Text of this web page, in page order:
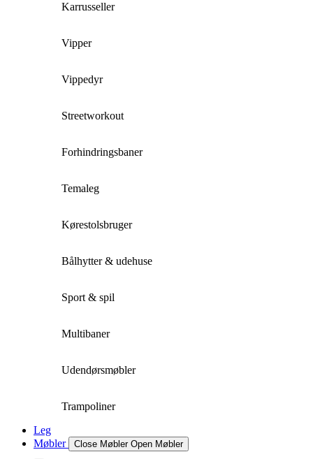
Karrusseller
Vipper
Vippedyr
Streetworkout
Forhindringsbaner
Temaleg
Kørestolsbruger
Bålhytter & udehuse
Sport & spil
Multibaner
Udendørsmøbler
Trampoliner
Leg
Møbler
Close Møbler Open Møbler